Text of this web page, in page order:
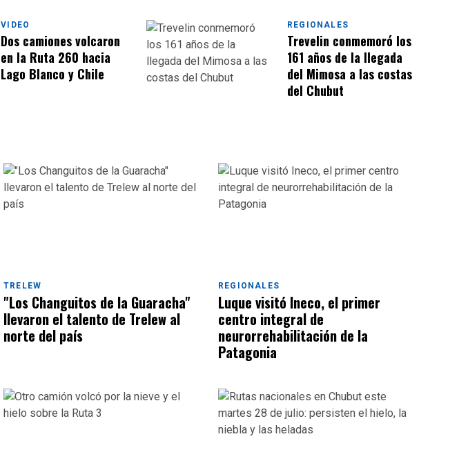
VIDEO
Dos camiones volcaron
en la Ruta 260 hacia
Lago Blanco y Chile
REGIONALES
Trevelin conmemoró los
161 años de la llegada
del Mimosa a las costas
del Chubut
TRELEW
"Los Changuitos de la Guaracha"
llevaron el talento de Trelew al
norte del país
REGIONALES
Luque visitó Ineco, el primer
centro integral de
neurorrehabilitación de la
Patagonia